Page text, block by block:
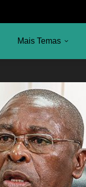
Mais Temas